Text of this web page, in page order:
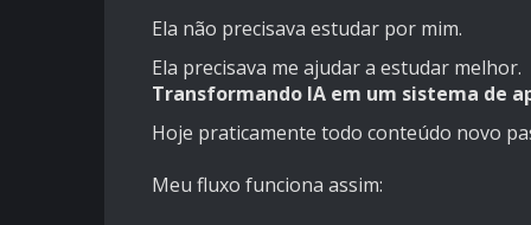
Ela não precisava estudar por mim.
Ela precisava me ajudar a estudar melhor.
Transformando IA em um sistema de
Hoje praticamente todo conteúdo novo
Meu fluxo funciona assim: